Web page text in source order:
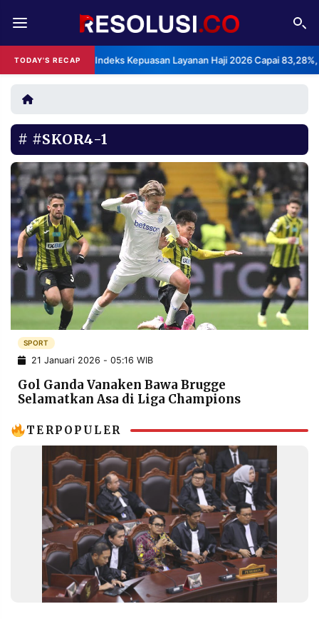
TODAY'S RECAPBPS: Indeks Kepuasan Layanan Haji 2026 Capai
REDAKSI TENTANG
RESOLUSI IKLAN
RUBRIKASI
EDITORIAL AKSARA
FINANSIA PERSONA
DAERAH NASIONAL
MANCA SPORT
INFORMASI
PRIVACY
POLICY WARGA
INFORMASI
IKLAN
KIRIM
PENGADUAN TERM
OF
KAMI
#SKOR4-1
SPORT
21 Januari 2026 - 05:16 WIB
Gol Ganda Vanaken Bawa Brugge
Selamatkan Asa di Liga Champions
TERPOPULER